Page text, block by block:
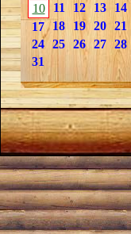
10
11 12 13 14
17
18 19 20 21
24 25 26 27 28
31